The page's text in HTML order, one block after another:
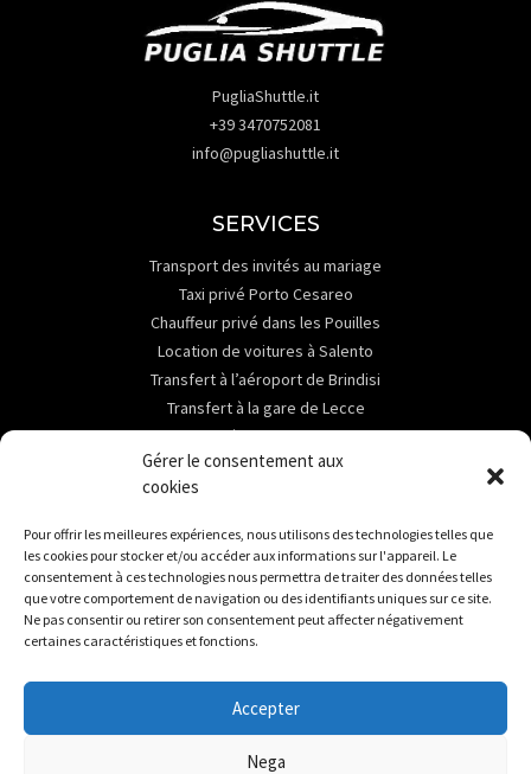
Gérer le consentement aux
cookies
Pour offrir les meilleures expériences, nous utilisons des technologies telles que
les cookies pour stocker et/ou accéder aux informations sur l'appareil. Le
consentement à ces technologies nous permettra de traiter des données telles
que votre comportement de navigation ou des identifiants uniques sur ce site.
Ne pas consentir ou retirer son consentement peut affecter négativement
certaines caractéristiques et fonctions.
Accepter
Nega
PugliaShuttle.it
+39 3470752081
info@pugliashuttle.it
SERVICES
Transport des invités au mariage
Taxi privé Porto Cesareo
Chauffeur privé dans les Pouilles
Location de voitures à Salento
Transfert à l’aéroport de Brindisi
Transfert à la gare de Lecce
Transfert à la gare de Brindisi
Services
Destinations
Location de voitures à Salento
DESTINATIONS
Transfert à Sant’Isidoro
Ciao, come possiamo aiutarti?